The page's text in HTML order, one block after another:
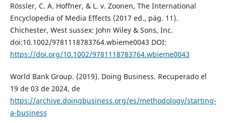
Rössler, C. A. Hoffner, & L. v. Zoonen, The International
Encyclopedia of Media Effects (2017 ed., pág. 11).
Chichester, West sussex: John Wiley & Sons, Inc.
doi:10.1002/9781118783764.wbieme0043 DOI:
https://doi.org/10.1002/9781118783764.wbieme0043
World Bank Group. (2019). Doing Business. Recuperado el
19 de 03 de 2024, de
https://archive.doingbusiness.org/es/methodology/starting-
a-business